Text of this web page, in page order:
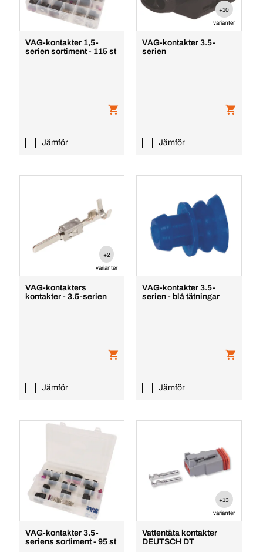
VAG-kontakter 1,5-
serien sortiment - 115 st
Jämför
+10
varianter
VAG-kontakter 3.5-
serien
Jämför
+2
varianter
VAG-kontakters
kontakter - 3.5-serien
Jämför
VAG-kontakter 3.5-
serien - blå tätningar
Jämför
VAG-kontakter 3.5-
seriens sortiment - 95 st
+13
varianter
Vattentäta kontakter
DEUTSCH DT